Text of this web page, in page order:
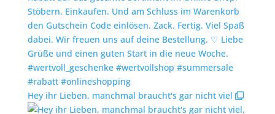
Hey ihr Lieben, manchmal braucht's gar nicht viel